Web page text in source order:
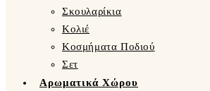
Σκουλαρίκια
Κολιέ
Κοσμήματα Ποδιού
Σετ
Αρωματικά Χώρου